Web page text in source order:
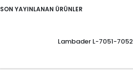
SON YAYINLANAN ÜRÜNLER
Lambader L-7051-7052